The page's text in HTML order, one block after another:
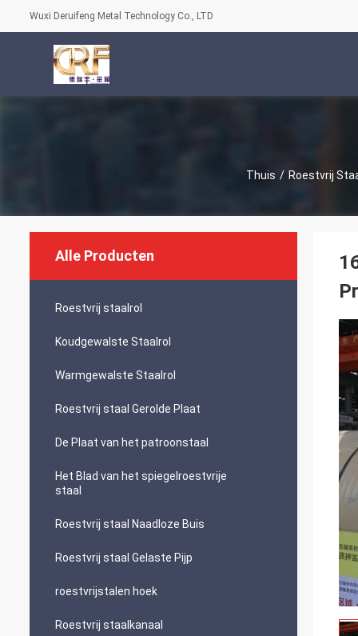
Wuxi Deruifeng Metal Technology Co., LTD
Thuis / Roestvrij
Alle Producten
Roestvrij staalrol
Koudgewalste Staalrol
Warmgewalste Staalrol
Roestvrij staal Gerolde Plaat
De Plaat van het patroonstaal
Het Blad van het spiegelroestvrije
staal
Roestvrij staal Naadloze Buis
Roestvrij staal Gelaste Pijp
roestvrijstalen hoek
Roestvrij staalkanaal